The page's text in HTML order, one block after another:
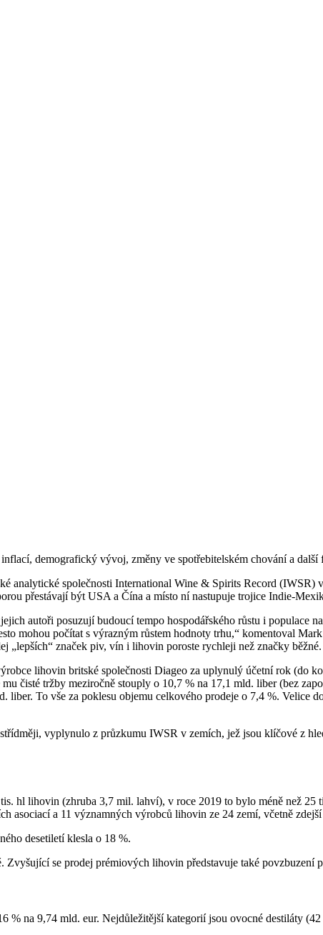
inflací, demografický vývoj, změny ve spotřebitelském chování a
analytické společnosti International Wine & Spirits Record (IWSR)
přestávají být USA a Čína a místo ní nastupuje trojice Indie-
autoři posuzují budoucí tempo hospodářského růstu i populace
mohou počítat s výrazným růstem hodnoty trhu,“ komentoval
„lepších“ značek piv, vín i lihovin poroste rychleji než značky běžné.
lihovin britské společnosti Diageo za uplynulý účetní rok (do
čisté tržby meziročně stouply o 10,7 % na 17,1 mld. liber (bez
To vše za poklesu objemu celkového prodeje o 7,4 %. Velice
vyplynulo z průzkumu IWSR v zemích, jež jsou klíčové z
hl lihovin (zhruba 3,7 mil. lahví), v roce 2019 to bylo méně než 25
asociací a 11 významných výrobců lihovin ze 24 zemí, včetně
desetiletí klesla o 18 %.
se prodej prémiových lihovin představuje také
na 9,74 mld. eur. Nejdůležitější kategorií jsou ovocné destiláty